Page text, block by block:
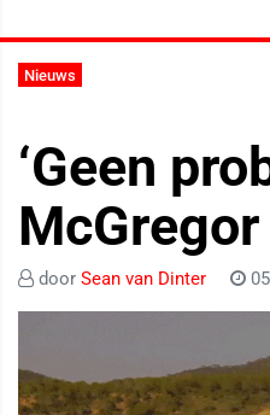
Nieuws
‘Geen
door Sean van Dinter